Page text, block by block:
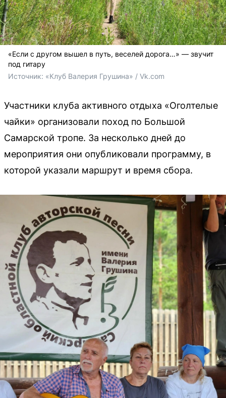
«Если с другом вышел в путь, веселей дорога…» — звучит
под гитару
Источник: «Клуб Валерия Грушина» / Vk.com
Участники клуба активного отдыха «Оголтелые
чайки» организовали поход по Большой
Самарской тропе. За несколько дней до
мероприятия они опубликовали программу, в
которой указали маршрут и время сбора.